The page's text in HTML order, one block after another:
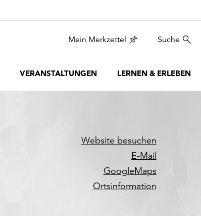
Mein Merkzettel Suche
VERANSTALTUNGEN LERNEN & ERLEBEN
Website besuchen
E-Mail
GoogleMaps
Ortsinformation